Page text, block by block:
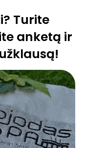
Turite
anketą ir